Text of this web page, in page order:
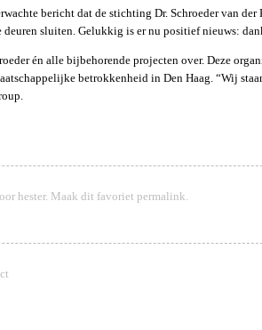
bericht dat de stichting Dr. Schroeder van
sluiten. Gelukkig is er nu positief nieuws:
én alle bijbehorende projecten over. Deze
betrokkenheid in Den Haag. “Wij
hester. Maak dit favoriet permalink.